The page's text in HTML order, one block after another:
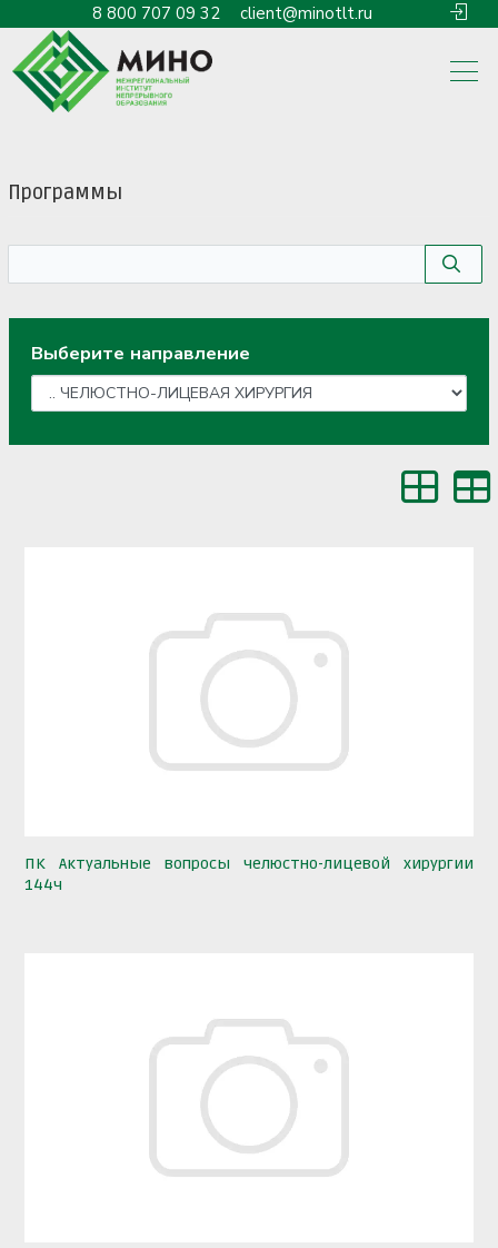
8 800 707 09 32 client@minotlt.ru
Программы
Выберите направление
ПК Актуальные вопросы челюстно-лицевой хирургии
144ч